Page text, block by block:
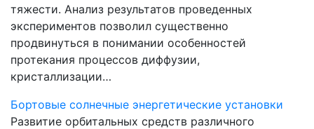
тяжести. Анализ результатов проведенных
экспериментов позволил существенно
продвинуться в понимании особенностей
протекания процессов диффузии,
кристаллизации…
Бортовые солнечные энергетические установки
Развитие орбитальных средств различного